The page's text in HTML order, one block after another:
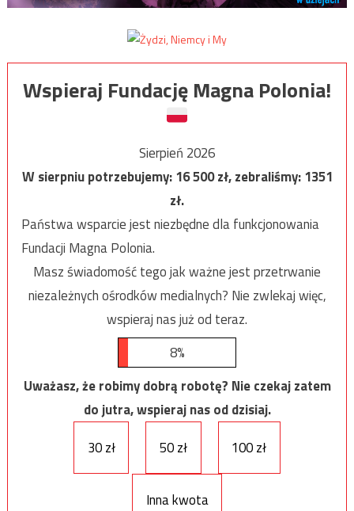
Wspieraj Fundację Magna Polonia!
Sierpień 2026
W sierpniu potrzebujemy:16 500zł, zebraliśmy:1351
zł.
Państwa wsparcie jest niezbędne dla funkcjonowania
Fundacji Magna Polonia.
Masz świadomość tego jak ważne jest przetrwanie
niezależnych ośrodków medialnych? Nie zwlekaj więc,
wspieraj nas już od teraz.
8%
Uważasz, że robimy dobrą robotę? Nie czekaj zatem
do jutra, wspieraj nas od dzisiaj.
30 zł
50 zł 100 zł
Inna kwota